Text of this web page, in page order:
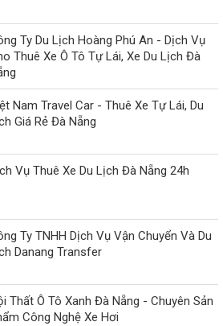
Ty Du Lịch Hoàng Phú An - Dịch Vụ
Thuê Xe Ô Tô Tự Lái, Xe Du Lịch Đà
Nam Travel Car - Thuê Xe Tự Lái, Du
Giá Rẻ Đà Nẵng
Vụ Thuê Xe Du Lịch Đà Nẵng 24h
Ty TNHH Dịch Vụ Vận Chuyển Và Du
Danang Transfer
Thất Ô Tô Xanh Đà Nẵng - Chuyên Sản
Công Nghệ Xe Hơi